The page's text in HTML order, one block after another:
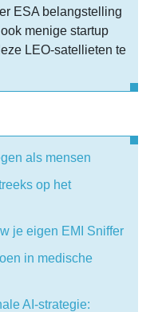
ESA belangstelling
menige startup
LEO-satellieten te
als mensen
op het
je eigen EMI Sniffer
in medische
AI-strategie: